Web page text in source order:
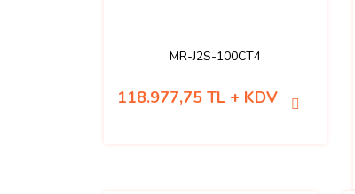
MR-J2S-100CT4
118.977,75 TL + KDV